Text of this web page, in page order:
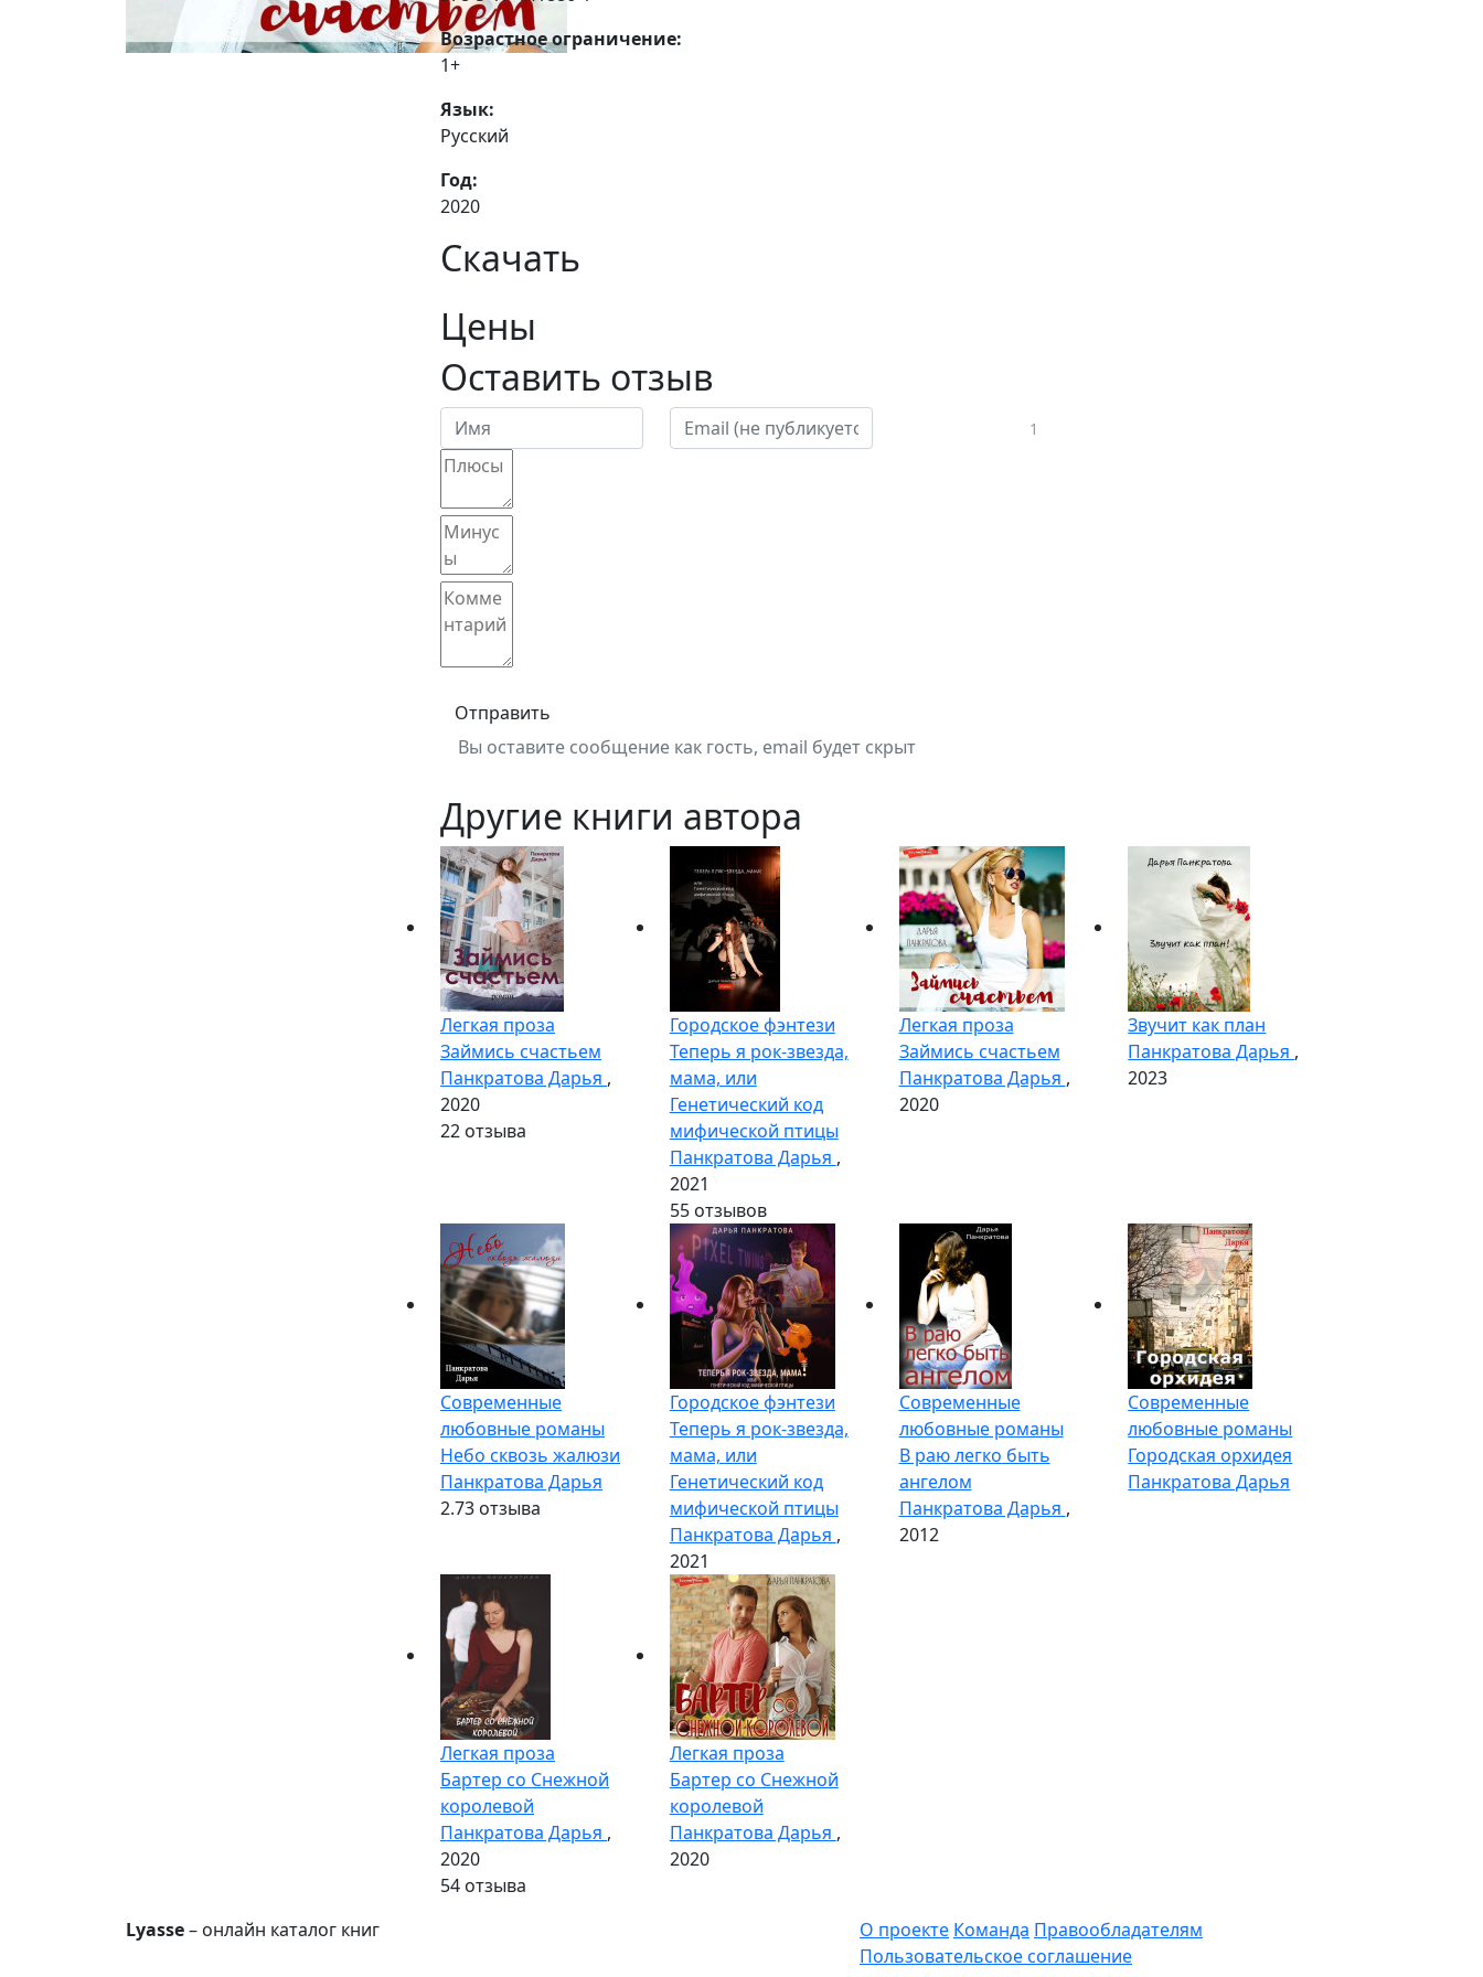
Возрастное ограничение:
1+
Язык:
Русский
Год:
2020
Скачать
Цены
Оставить отзыв
Отправить
Вы оставите сообщение как гость, email будет скрыт
1
Другие книги автора
Легкая проза
Займись счастьем
Панкратова Дарья ,
2020
22 отзыва
Городское фэнтези
Теперь я рок-звезда,
мама, или
Генетический код
мифической птицы
Панкратова Дарья ,
2021
55 отзывов
Легкая проза
Займись счастьем
Панкратова Дарья ,
2020
Звучит как план
Панкратова Дарья ,
2023
Современные
любовные романы
Небо сквозь жалюзи
Панкратова Дарья
2.73 отзыва
Городское фэнтези
Теперь я рок-звезда,
мама, или
Генетический код
мифической птицы
Панкратова Дарья ,
2021
Современные
любовные романы
В раю легко быть
ангелом
Панкратова Дарья ,
2012
Современные
любовные романы
Городская орхидея
Панкратова Дарья
Легкая проза
Бартер со Снежной
королевой
Панкратова Дарья ,
2020
54 отзыва
Легкая проза
Бартер со Снежной
королевой
Панкратова Дарья ,
2020
Lyasse– онлайн каталог книг О проекте Команда Правообладателям
Пользовательское соглашение